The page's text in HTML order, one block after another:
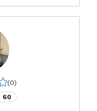
(0)
60